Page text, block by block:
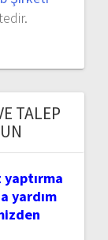
TALEP
yaptırma
yardım